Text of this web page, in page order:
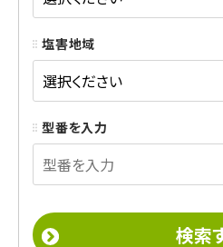
塩害地域
型番を入力